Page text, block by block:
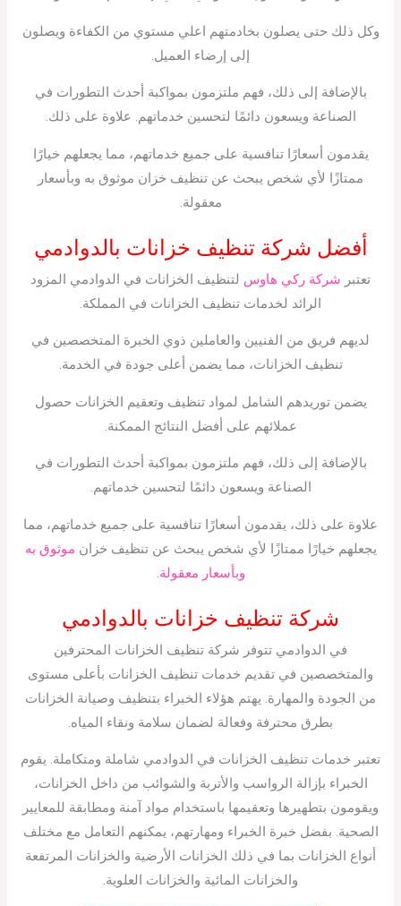
وكل ذلك حتى يصلون بخادمتهم اعلي مستوي من الكفاءة ويصلون
إلى إرضاء العميل.
بالإضافة إلى ذلك، فهم ملتزمون بمواكبة أحدث التطورات في
الصناعة ويسعون دائمًا لتحسين خدماتهم. علاوة على ذلك.
يقدمون أسعارًا تنافسية على جميع خدماتهم، مما يجعلهم خيارًا
ممتازًا لأي شخص يبحث عن تنظيف خزان موثوق به وبأسعار
معقولة.
أفضل شركة تنظيف خزانات بالدوادمي
تعتبر شركة ركي هاوس لتنظيف الخزانات في الدوادمي المزود
الرائد لخدمات تنظيف الخزانات في المملكة.
لديهم فريق من الفنيين والعاملين ذوي الخبرة المتخصصين في
تنظيف الخزانات، مما يضمن أعلى جودة في الخدمة.
يضمن توريدهم الشامل لمواد تنظيف وتعقيم الخزانات حصول
عملائهم على أفضل النتائج الممكنة.
بالإضافة إلى ذلك، فهم ملتزمون بمواكبة أحدث التطورات في
الصناعة ويسعون دائمًا لتحسين خدماتهم.
علاوة على ذلك، يقدمون أسعارًا تنافسية على جميع خدماتهم، مما
يجعلهم خيارًا ممتازًا لأي شخص يبحث عن تنظيف خزان موثوق به
وبأسعار معقولة.
شركة تنظيف خزانات بالدوادمي
في الدوادمي تتوفر شركة تنظيف الخزانات المحترفين
والمتخصصين في تقديم خدمات تنظيف الخزانات بأعلى مستوى
من الجودة والمهارة. يهتم هؤلاء الخبراء بتنظيف وصيانة الخزانات
بطرق محترفة وفعالة لضمان سلامة ونقاء المياه.
تعتبر خدمات تنظيف الخزانات في الدوادمي شاملة ومتكاملة. يقوم
الخبراء بإزالة الرواسب والأتربة والشوائب من داخل الخزانات،
ويقومون بتطهيرها وتعقيمها باستخدام مواد آمنة ومطابقة للمعايير
الصحية. بفضل خبرة الخبراء ومهارتهم، يمكنهم التعامل مع مختلف
أنواع الخزانات بما في ذلك الخزانات الأرضية والخزانات المرتفعة
والخزانات المائية والخزانات العلوية.